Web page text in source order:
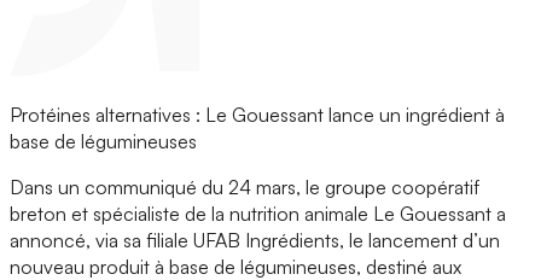
Protéines alternatives : Le Gouessant lance un ingrédient à
base de légumineuses
Dans un communiqué du 24 mars, le groupe coopératif
breton et spécialiste de la nutrition animale Le Gouessant a
annoncé, via sa filiale UFAB Ingrédients, le lancement d’un
nouveau produit à base de légumineuses, destiné aux